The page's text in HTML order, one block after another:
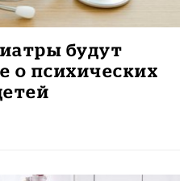
будут
о психических